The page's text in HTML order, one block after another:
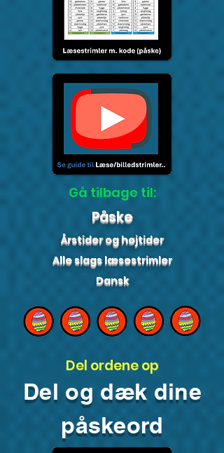
Gå tilbage til:
Påske
Årstider og højtider
Alle slags læsestrimler
Dansk
Del ordene op
Del og dæk dine
påskeord